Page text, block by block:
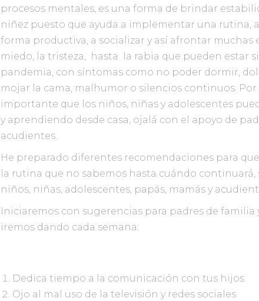
procesos mentales, es una forma de brindar
niñez puesto que ayuda a implementar una rutina,
forma productiva, a socializar y así afrontar muchas
miedo, la tristeza, hasta la rabia que pueden estar
pandemia, con síntomas como no poder dormir,
mojar la cama, malhumor o silencios continuos. Por
importante que los niños, niñas y adolescentes
y aprendiendo desde casa, ojalá con el apoyo de
acudientes.
He preparado diferentes recomendaciones para
la rutina que no sabemos hasta cuándo continuará,
niños, niñas, adolescentes, papás, mamás y
Iniciaremos con sugerencias para padres de familia
iremos dando cada semana:
Dedica tiempo a la comunicación con tus hijos
Ojo al mal uso de la televisión y redes sociales